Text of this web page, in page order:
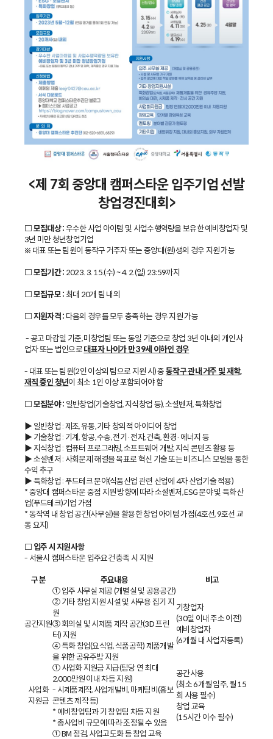
<제 7회 중앙대 캠퍼스타운 입주기업 선발
창업경진대회>
□ 모집대상 :우수한 사업 아이템 및 사업수행역량을 보유한 예비창업자 및
3년 미만 청년창업기업
※ 대표 또는 팀원이 동작구 거주자 또는 중앙대(원)생의 경우 지원 가능
□ 모집기간 : 2023. 3. 15.(수) ~ 4. 2.(일) 23:59까지
□ 모집규모 : 최대 20개 팀 내외
□ 지원자격 : 다음의 경우를 모두 충족하는 경우 지원 가능
- 공고 마감일 기준, 미창업팀 또는 동일 기준으로 창업 3년 이내의 개인사
업자 또는 법인으로대표자 나이가 만 39세 이하인 경우
- 대표 또는 팀원(2인 이상의 팀으로 지원 시) 중동작구 관내 거주 및 재학,
재직 중인 청년이 최소 1인 이상 포함되어야 함
□ 모집분야 : 일반창업(기술창업, 지식창업 등), 소셜벤처, 특화창업
▶ 일반창업 : 제조, 유통, 기타 창의적 아이디어 창업
▶ 기술창업 : 기계, 항공, 수송, 전기·전자, 건축, 환경·에너지 등
▶ 지식창업 : 컴퓨터 프로그래밍, 소프트웨어 개발, 지식 콘텐츠 활용 등
▶ 소셜벤처 : 사회문제 해결을 목표로 혁신 기술 또는 비즈니스 모델을 통한
수익 추구
▶ 특화창업 : 푸드테크 분야(식품산업 관련 산업에 4차 산업기술 적용)
* 중앙대 캠퍼스타운 중점 지원 방향에 따라 소셜벤처, ESG 분야 및 특화산
업(푸드테크)기업 가점
* 동작역 내 창업 공간(사무실)을 활용한 창업 아이템 가점(4호선, 9호선 교
통 요지)
□ 입주 시 지원사항
- 서울시 캠퍼스타운 입주요건 충족 시 지원
구 분 주요내용 비고
공간지원
① 입주 사무실 제공 (개별실 및 공용공간)
② 기타 창업 지원 시설 및 사무용 집기 지
원
③ 회의실 및 시제품 제작 공간(3D 프린
터) 지원
④ 특화 창업(요식업, 식품공학) 제품개발
을 위한 공유주방 지원
기창업자
(30일 이내 주소 이전)
예비창업자
(6개월 내 사업자등록)
사업화
지원금
① 사업화 지원금 지급(팀당 연 최대
2,000만원 이내 차등 지원)
- 시제품제작, 사업개발비, 마케팅비(홍보
콘텐츠 제작 등)
* 예비창업팀과 기 창업팀 차등 지원
* 총사업비 규모에 따라 조정될 수 있음
공간사용
(최소 6개월 입주, 월 15
회 사용 필수)
창업 교육
(15시간 이수 필수)
① BM 점검, 사업고도화 등 창업 교육